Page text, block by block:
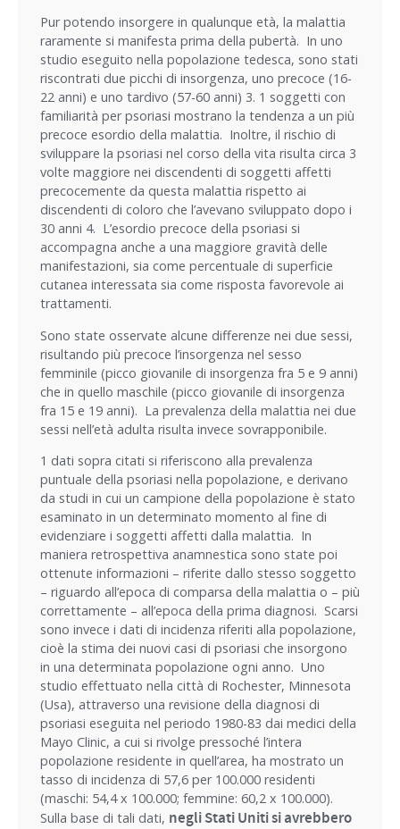
Pur potendo insorgere in qualunque età, la malattia
raramente si manifesta prima della pubertà. In uno
studio eseguito nella popolazione tedesca, sono stati
riscontrati due picchi di insorgenza, uno precoce (16-
22 anni) e uno tardivo (57-60 anni) 3. 1 soggetti con
familiarità per psoriasi mostrano la tendenza a un più
precoce esordio della malattia. Inoltre, il rischio di
sviluppare la psoriasi nel corso della vita risulta circa 3
volte maggiore nei discendenti di soggetti affetti
precocemente da questa malattia rispetto ai
discendenti di coloro che l’avevano sviluppato dopo i
30 anni 4. L’esordio precoce della psoriasi si
accompagna anche a una maggiore gravità delle
manifestazioni, sia come percentuale di superficie
cutanea interessata sia come risposta favorevole ai
trattamenti.
Sono state osservate alcune differenze nei due sessi,
risultando più precoce l’insorgenza nel sesso
femminile (picco giovanile di insorgenza fra 5 e 9 anni)
che in quello maschile (picco giovanile di insorgenza
fra 15 e 19 anni). La prevalenza della malattia nei due
sessi nell’età adulta risulta invece sovrapponibile.
1 dati sopra citati si riferiscono alla prevalenza
puntuale della psoriasi nella popolazione, e derivano
da studi in cui un campione della popolazione è stato
esaminato in un determinato momento al fine di
evidenziare i soggetti affetti dalla malattia. In
maniera retrospettiva anamnestica sono state poi
ottenute informazioni – riferite dallo stesso soggetto
– riguardo all’epoca di comparsa della malattia o – più
correttamente – all’epoca della prima diagnosi. Scarsi
sono invece i dati di incidenza riferiti alla popolazione,
cioè la stima dei nuovi casi di psoriasi che insorgono
in una determinata popolazione ogni anno. Uno
studio effettuato nella città di Rochester, Minnesota
(Usa), attraverso una revisione della diagnosi di
psoriasi eseguita nel periodo 1980-83 dai medici della
Mayo Clinic, a cui si rivolge pressoché l’intera
popolazione residente in quell’area, ha mostrato un
tasso di incidenza di 57,6 per 100.000 residenti
(maschi: 54,4 x 100.000; femmine: 60,2 x 100.000).
Sulla base di tali dati, negli Stati Uniti si avrebbero